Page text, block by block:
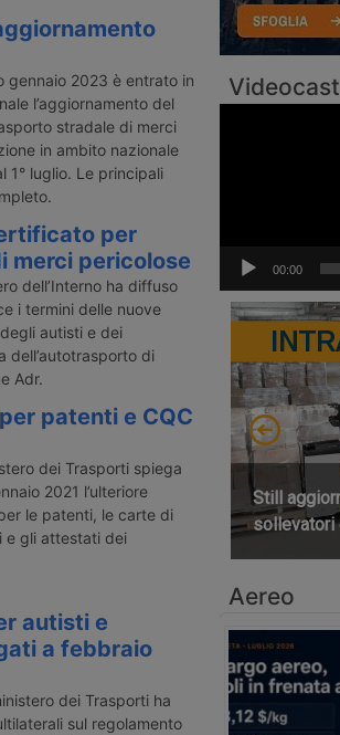
gennaio 2023 è entrato in
l’aggiornamento del
stradale di merci
in ambito nazionale
1° luglio. Le principali
per
merci pericolose
dell’Interno ha diffuso
i termini delle nuove
autisti e dei
dell’autotrasporto di
Adr.
patenti e CQC
dei Trasporti spiega
2021 l’ulteriore
le patenti, le carte di
e gli attestati dei
autisti e
a febbraio
dei Trasporti ha
sul regolamento
00:00
Still
sollevatori
Aereo